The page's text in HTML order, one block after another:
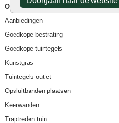
Overig
Aanbiedingen
Goedkope bestrating
Goedkope tuintegels
Kunstgras
Tuintegels outlet
Opsluitbanden plaatsen
Keerwanden
Traptreden tuin